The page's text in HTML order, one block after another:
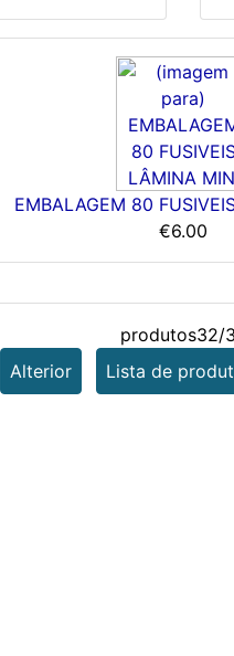
EMBALAGEM 80
€6.00
produtos32/
Alterior
Lista de